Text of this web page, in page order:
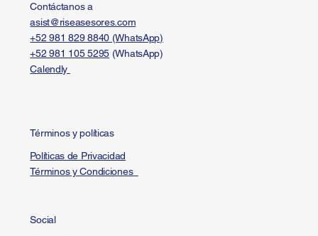
Contáctanos a
asist@riseasesores.com
+52 981 829 8840 (WhatsApp)
+52 981 105 5295(WhatsApp)
Calendly
Términos y políticas
Políticas de Privacidad
Términos y Condiciones
Social